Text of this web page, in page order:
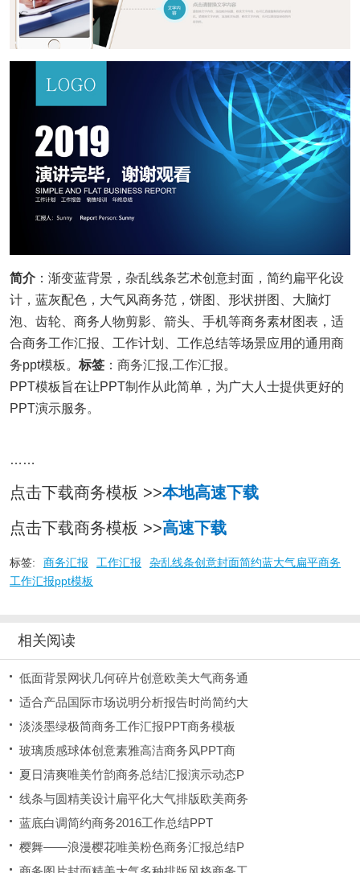
简介 ：渐变蓝背景，杂乱线条艺术创意封面，简约扁平化设
计，蓝灰配色，大气风商务范，饼图、形状拼图、大脑灯
泡、齿轮、商务人物剪影、箭头、手机等商务素材图表，适
合商务工作汇报、工作计划、工作总结等场景应用的通用商
务ppt模板。 标签 ： 商务汇报,工作汇报。
PPT模板旨在让PPT制作从此简单，为广大人士提供更好的
PPT演示服务。
……
点击下载商务模板 >>本地高速下载
点击下载商务模板 >>高速下载
标签: 商务汇报 工作汇报
杂乱线条创意封面简约蓝大气扁平商务
工作汇报ppt模板
相关阅读
低面背景网状几何碎片创意欧美大气商务通
适合产品国际市场说明分析报告时尚简约大
淡淡墨绿极简商务工作汇报PPT商务模板
玻璃质感球体创意素雅高洁商务风PPT商
夏日清爽唯美竹韵商务总结汇报演示动态P
线条与圆精美设计扁平化大气排版欧美商务
蓝底白调简约商务2016工作总结PPT
樱舞——浪漫樱花唯美粉色商务汇报总结P